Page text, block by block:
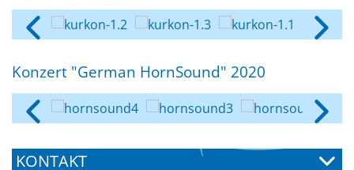
Konzert "German HornSound" 2020
KONTAKT